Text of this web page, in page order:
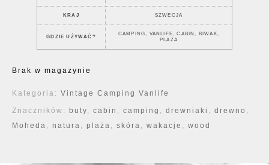
KRAJ SZWECJA
GDZIE UŻYWAĆ?
CAMPING, VANLIFE, CABIN, BIWAK,
PLAŻA
Brak w magazynie
Kategoria: Vintage Camping Vanlife
Znaczników: buty, cabin , camping , drewniaki , drewno ,
Moheda , natura , plaża , skóra , wakacje , wood